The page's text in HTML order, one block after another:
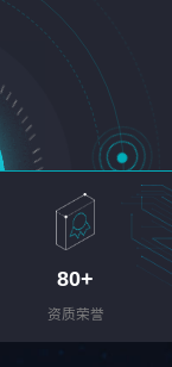
80+
资质荣誉